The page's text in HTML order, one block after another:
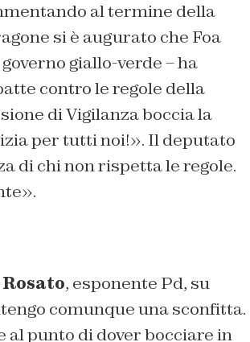
al termine della
si è augurato che Foa
giallo-verde – ha
contro le regole della
di Vigilanza boccia la
per tutti noi!». Il deputato
di chi non rispetta le regole.
, esponente Pd, su
comunque una sconfitta.
punto di dover bocciare in